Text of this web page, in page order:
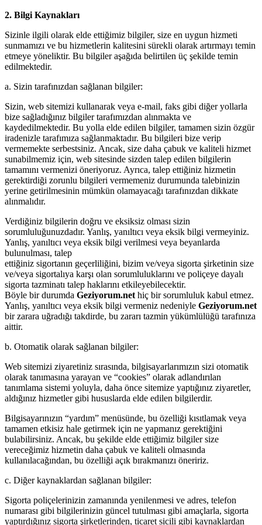
2. Bilgi Kaynakları
Sizinle ilgili olarak elde ettiğimiz bilgiler, size en uygun hizmeti
sunmamızı ve bu hizmetlerin kalitesini sürekli olarak artırmayı temin
etmeye yöneliktir. Bu bilgiler aşağıda belirtilen üç şekilde temin
edilmektedir.
a. Sizin tarafınızdan sağlanan bilgiler:
Sizin, web sitemizi kullanarak veya e-mail, faks gibi diğer yollarla
bize sağladığınız bilgiler tarafımızdan alınmakta ve
kaydedilmektedir. Bu yolla elde edilen bilgiler, tamamen sizin özgür
iradenizle tarafımıza sağlanmaktadır. Bu bilgileri bize verip
vermemekte serbestsiniz. Ancak, size daha çabuk ve kaliteli hizmet
sunabilmemiz için, web sitesinde sizden talep edilen bilgilerin
tamamını vermenizi öneriyoruz. Ayrıca, talep ettiğiniz hizmetin
gerektirdiği zorunlu bilgileri vermemeniz durumunda talebinizin
yerine getirilmesinin mümkün olamayacağı tarafınızdan dikkate
alınmalıdır.
Verdiğiniz bilgilerin doğru ve eksiksiz olması sizin
sorumluluğunuzdadır. Yanlış, yanıltıcı veya eksik bilgi vermeyiniz.
Yanlış, yanıltıcı veya eksik bilgi verilmesi veya beyanlarda
bulunulması, talep
ettiğiniz sigortanın geçerliliğini, bizim ve/veya sigorta şirketinin size
ve/veya sigortalıya karşı olan sorumluluklarını ve poliçeye dayalı
sigorta tazminatı talep haklarını etkileyebilecektir.
Böyle bir durumda Geziyorum.net hiç bir sorumluluk kabul etmez.
Yanlış, yanıltıcı veya eksik bilgi vermeniz nedeniyle Geziyorum.net
bir zarara uğradığı takdirde, bu zararı tazmin yükümlülüğü tarafınıza
aittir.
b. Otomatik olarak sağlanan bilgiler:
Web sitemizi ziyaretiniz sırasında, bilgisayarlarımızın sizi otomatik
olarak tanımasına yarayan ve “cookies” olarak adlandırılan
tanımlama sistemi yoluyla, daha önce sitemize yaptığınız ziyaretler,
aldığınız hizmetler gibi hususlarda elde edilen bilgilerdir.
Bilgisayarınızın “yardım” menüsünde, bu özelliği kısıtlamak veya
tamamen etkisiz hale getirmek için ne yapmanız gerektiğini
bulabilirsiniz. Ancak, bu şekilde elde ettiğimiz bilgiler size
vereceğimiz hizmetin daha çabuk ve kaliteli olmasında
kullanılacağından, bu özelliği açık bırakmanızı öneririz.
c. Diğer kaynaklardan sağlanan bilgiler:
Sigorta poliçelerinizin zamanında yenilenmesi ve adres, telefon
numarası gibi bilgilerinizin güncel tutulması gibi amaçlarla, sigorta
yaptırdığınız sigorta şirketlerinden, ticaret sicili gibi kaynaklardan